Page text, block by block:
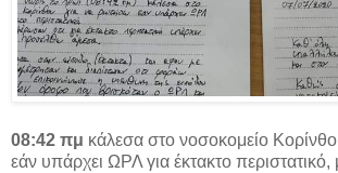
08:42 πμ κάλεσα στο νοσοκομείο
εάν υπάρχει ΩΡΛ για έκτακτο